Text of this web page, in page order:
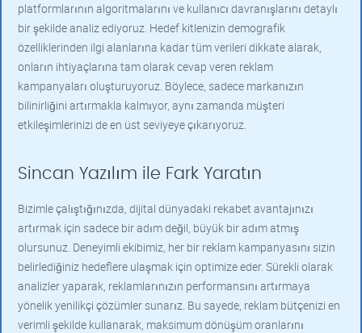
platformlarının algoritmalarını ve kullanıcı davranışlarını detaylı
bir şekilde analiz ediyoruz. Hedef kitlenizin demografik
özelliklerinden ilgi alanlarına kadar tüm verileri dikkate alarak,
onların ihtiyaçlarına tam olarak cevap veren reklam
kampanyaları oluşturuyoruz. Böylece, sadece markanızın
bilinirliğini artırmakla kalmıyor, aynı zamanda müşteri
etkileşimlerinizi de en üst seviyeye çıkarıyoruz.
Sincan Yazılım ile Fark Yaratın
Bizimle çalıştığınızda, dijital dünyadaki rekabet avantajınızı
artırmak için sadece bir adım değil, büyük bir adım atmış
olursunuz. Deneyimli ekibimiz, her bir reklam kampanyasını sizin
belirlediğiniz hedeflere ulaşmak için optimize eder. Sürekli olarak
analizler yaparak, reklamlarınızın performansını artırmaya
yönelik yenilikçi çözümler sunarız. Bu sayede, reklam bütçenizi en
verimli şekilde kullanarak, maksimum dönüşüm oranlarını